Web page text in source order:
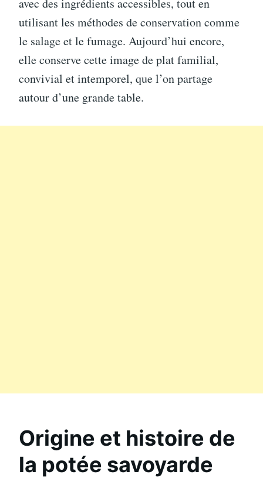
avec des ingrédients accessibles, tout en
utilisant les méthodes de conservation comme
le salage et le fumage. Aujourd’hui encore,
elle conserve cette image de plat familial,
convivial et intemporel, que l’on partage
autour d’une grande table.
Origine et histoire de
la potée savoyarde